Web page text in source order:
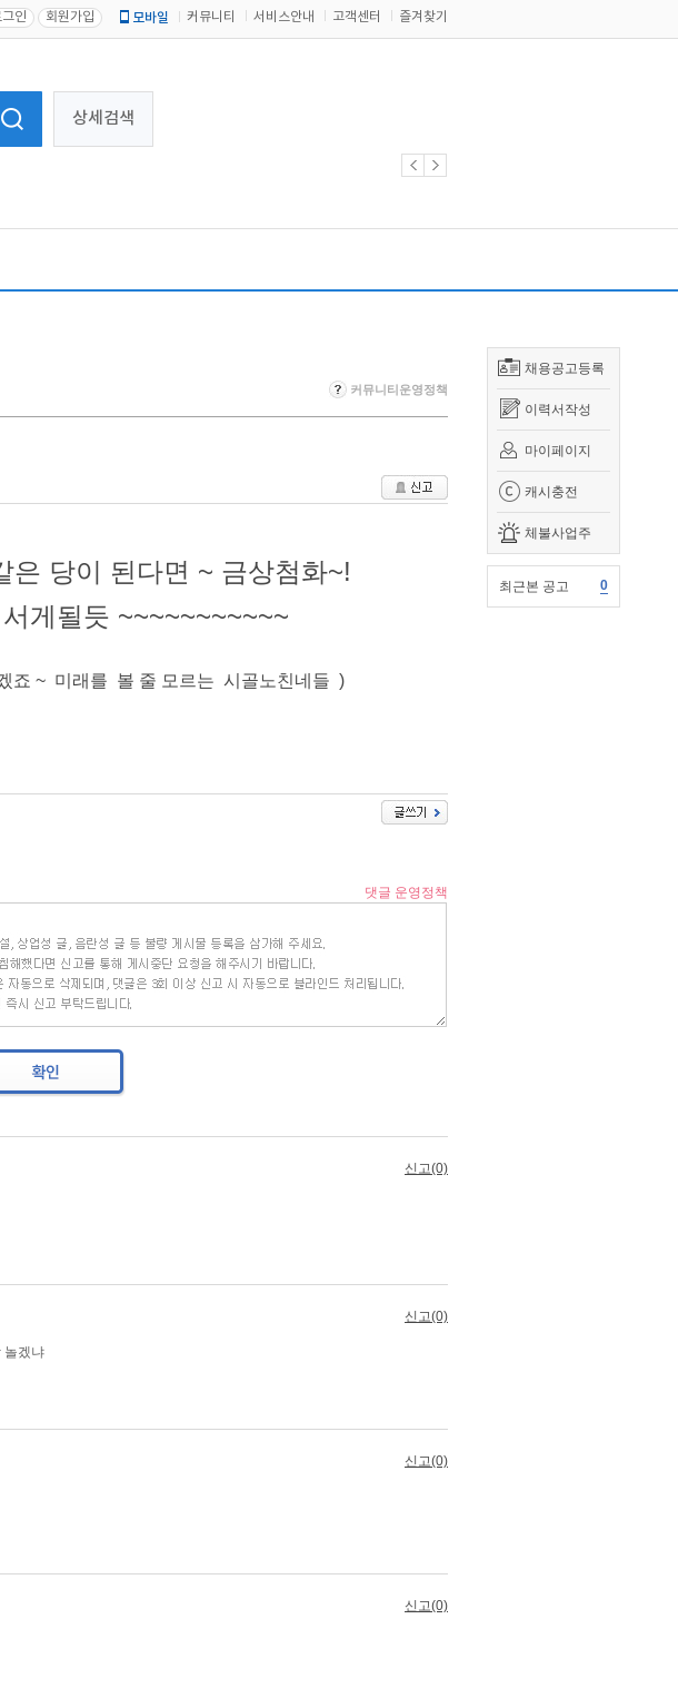
그인 회원가입 모바일 커뮤니티 서비스안내 고객센터 즐겨찾기
상세검색
채용공고등록
이력서작성
마이페이지
캐시충전
체불사업주
최근본 공고 0
커뮤니티운영정책
당이 된다면 ~ 금상첨화~!
게될듯 ~~~~~~~~~~~
죠 ~ 미래를 볼 줄 모르는 시골노친네들 )